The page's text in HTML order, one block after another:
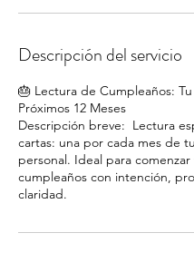
Descripción del servicio
🎂 Lectura de Cumpleaños:
Próximos 12 Meses
Descripción breve: Lectura
cartas: una por cada mes de
personal. Ideal para comenzar
cumpleaños con intención,
claridad.